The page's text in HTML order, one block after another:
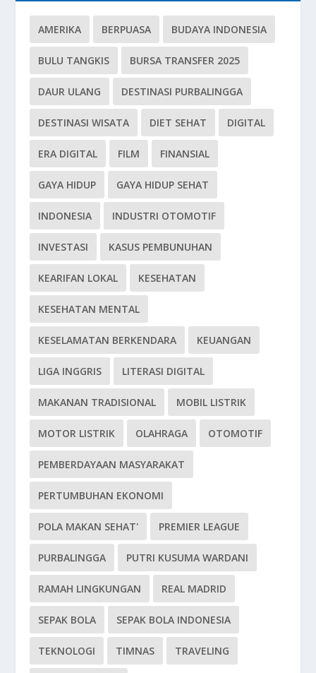
AMERIKA BERPUASA BUDAYA INDONESIA
BULU TANGKIS BURSA TRANSFER 2025
DAUR ULANG DESTINASI PURBALINGGA
DESTINASI WISATA DIET SEHAT DIGITAL
ERA DIGITAL FILM FINANSIAL
GAYA HIDUP GAYA HIDUP SEHAT
INDONESIA INDUSTRI OTOMOTIF
INVESTASI KASUS PEMBUNUHAN
KEARIFAN LOKAL KESEHATAN
KESEHATAN MENTAL
KESELAMATAN BERKENDARA KEUANGAN
LIGA INGGRIS LITERASI DIGITAL
MAKANAN TRADISIONAL MOBIL LISTRIK
MOTOR LISTRIK OLAHRAGA OTOMOTIF
PEMBERDAYAAN MASYARAKAT
PERTUMBUHAN EKONOMI
POLA MAKAN SEHAT' PREMIER LEAGUE
PURBALINGGA PUTRI KUSUMA WARDANI
RAMAH LINGKUNGAN REAL MADRID
SEPAK BOLA SEPAK BOLA INDONESIA
TEKNOLOGI TIMNAS TRAVELING